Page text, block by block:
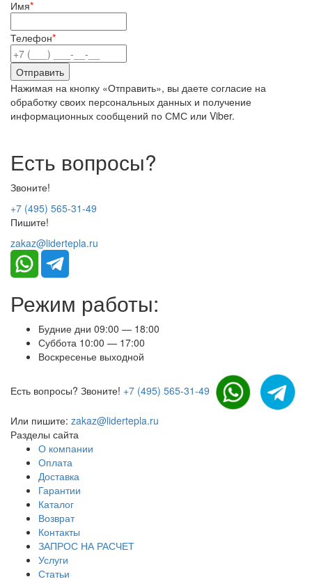
Имя*
Телефон*
Нажимая на кнопку «Отправить», вы даете согласие на
обработку своих персональных данных и получение
информационных сообщений по СМС или Viber.
Есть вопросы?
Звоните!
+7 (495) 565-31-49
Пишите!
zakaz@lidertepla.ru
Режим работы:
Будние дни 09:00 — 18:00
Суббота 10:00 — 17:00
Воскресенье выходной
Есть вопросы? Звоните! +7 (495) 565-31-49
Или пишите: zakaz@lidertepla.ru
Разделы сайта
О компании
Оплата
Доставка
Гарантии
Каталог
Возврат
Контакты
ЗАПРОС НА РАСЧЕТ
Услуги
Статьи